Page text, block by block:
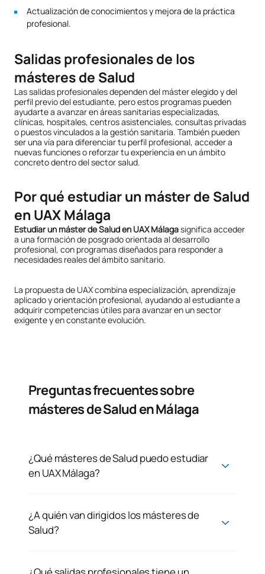
Preguntas frecuentes sobre
másteres de Salud en Málaga
¿Qué másteres de Salud puedo estudiar
en UAX Málaga?
¿A quién van dirigidos los másteres de
Salud?
Actualización de conocimientos y mejora de la práctica
profesional.
Salidas profesionales de los
másteres de Salud
Las salidas profesionales dependen del máster elegido y del
perfil previo del estudiante, pero estos programas pueden
ayudarte a avanzar en áreas sanitarias especializadas,
clínicas, hospitales, centros asistenciales, consultas privadas
o puestos vinculados a la gestión sanitaria. También pueden
ser una vía para diferenciar tu perfil profesional, acceder a
nuevas funciones o reforzar tu experiencia en un ámbito
concreto dentro del sector salud.
Por qué estudiar un máster de Salud
en UAX Málaga
Estudiar un máster de Salud en UAX Málagasignifica acceder
a una formación de posgrado orientada al desarrollo
profesional, con programas diseñados para responder a
necesidades reales del ámbito sanitario.
La propuesta de UAX combina especialización, aprendizaje
aplicado y orientación profesional, ayudando al estudiante a
adquirir competencias útiles para avanzar en un sector
exigente y en constante evolución.